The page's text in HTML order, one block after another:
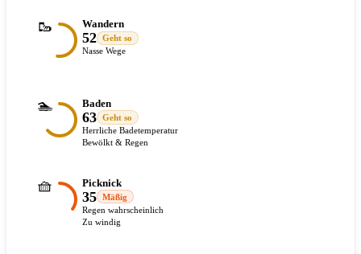
🥾 Wandern
52
Geht so
Nasse Wege
🏊 Baden
63
Geht so
Herrliche Badetemperatur
Bewölkt & Regen
🧺 Picknick
35
Mäßig
Regen wahrscheinlich
Zu windig